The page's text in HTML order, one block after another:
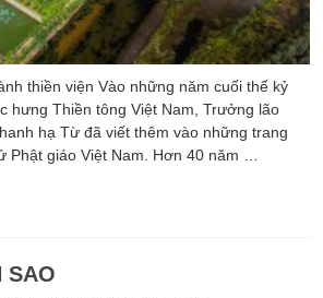
thiền viện Vào những năm cuối thế kỷ
hưng Thiền tông Việt Nam, Trưởng lão
hạ Từ đã viết thêm vào những trang
Phật giáo Việt Nam. Hơn 40 năm …
SAO